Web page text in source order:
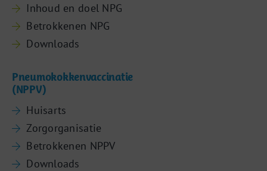
Inhoud en doel NPG
Betrokkenen NPG
Downloads
Pneumokokkenvaccinatie
(NPPV)
Huisarts
Zorgorganisatie
Betrokkenen NPPV
Downloads